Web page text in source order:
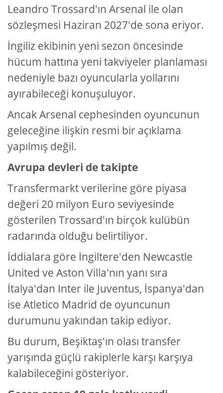
Leandro Trossard'ın Arsenal ile olan
sözleşmesi Haziran 2027'de sona eriyor.
İngiliz ekibinin yeni sezon öncesinde
hücum hattına yeni takviyeler planlaması
nedeniyle bazı oyuncularla yollarını
ayırabileceği konuşuluyor.
Ancak Arsenal cephesinden oyuncunun
geleceğine ilişkin resmi bir açıklama
yapılmış değil.
Avrupa devleri de takipte
Transfermarkt verilerine göre piyasa
değeri 20 milyon Euro seviyesinde
gösterilen Trossard'ın birçok kulübün
radarında olduğu belirtiliyor.
İddialara göre İngiltere'den Newcastle
United ve Aston Villa'nın yanı sıra
İtalya'dan Inter ile Juventus, İspanya'dan
ise Atletico Madrid de oyuncunun
durumunu yakından takip ediyor.
Bu durum, Beşiktaş'ın olası transfer
yarışında güçlü rakiplerle karşı karşıya
kalabileceğini gösteriyor.